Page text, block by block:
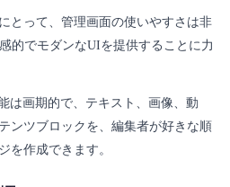
とって、管理画面の使いやすさは非
的でモダンなUIを提供することに力
は画期的で、テキスト、画像、動
ンツブロックを、編集者が好きな順
を作成できます。